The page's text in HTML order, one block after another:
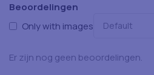
Beoordelingen
Only with images
Er zijn nog geen beoordelingen.